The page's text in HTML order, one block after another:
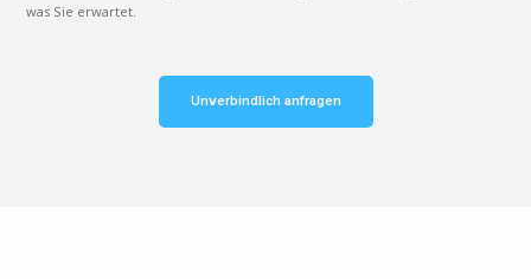
was Sie erwartet.
Unverbindlich anfragen